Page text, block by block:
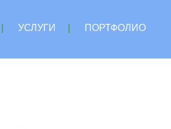
УСЛУГИ
ПОРТФОЛИО